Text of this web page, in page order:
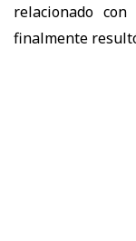
relacionado
finalmente